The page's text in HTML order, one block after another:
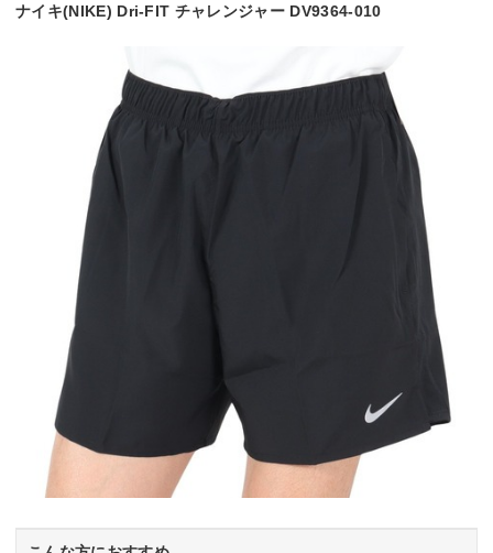
ナイキ(NIKE) Dri-FIT チャレンジャー DV9364-010